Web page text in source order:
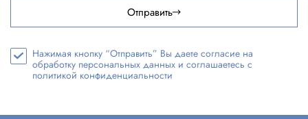
Отправить
Нажимая кнопку “Отправить” Вы даете согласие на
обработку персональных данных и соглашаетесь с
политикой конфиденциальности